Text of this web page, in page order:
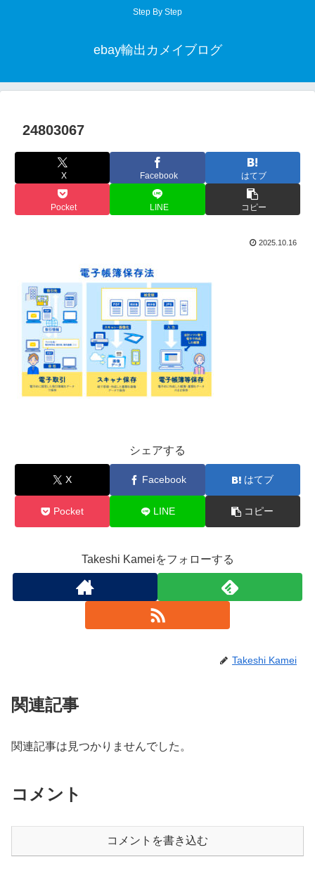
Step By Step
ebay輸出カメイブログ
24803067
X Facebook はてブ
Pocket LINE コピー
2025.10.16
シェアする
X Facebook はてブ
Pocket LINE コピー
Takeshi Kameiをフォローする
Takeshi Kamei
関連記事
関連記事は見つかりませんでした。
コメント
コメントを書き込む